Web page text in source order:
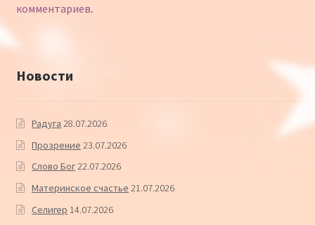
комментариев.
Новости
Радуга 28.07.2026
Прозрение 23.07.2026
Слово Бог22.07.2026
Материнское счастье 21.07.2026
Селигер 14.07.2026